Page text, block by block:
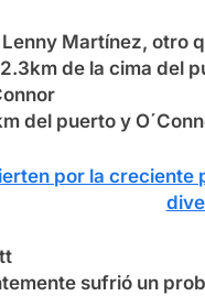
Martínez, otro
de la cima del
del puerto y
por la creciente
sufrió un